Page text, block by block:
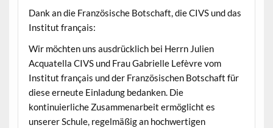
Dank an die Französische Botschaft, die CIVS und das
Institut français:
Wir möchten uns ausdrücklich bei Herrn Julien
Acquatella CIVS und Frau Gabrielle Lefèvre vom
Institut français und der Französischen Botschaft für
diese erneute Einladung bedanken. Die
kontinuierliche Zusammenarbeit ermöglicht es
unserer Schule, regelmäßig an hochwertigen